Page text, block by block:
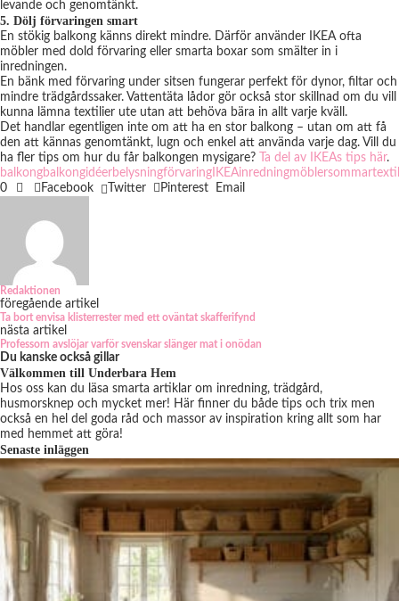
levande och genomtänkt.
5. Dölj förvaringen smart
En stökig balkong känns direkt mindre. Därför använder IKEA ofta
möbler med dold förvaring eller smarta boxar som smälter in i
inredningen.
En bänk med förvaring under sitsen fungerar perfekt för dynor, filtar och
mindre trädgårdssaker. Vattentäta lådor gör också stor skillnad om du vill
kunna lämna textilier ute utan att behöva bära in allt varje kväll.
Det handlar egentligen inte om att ha en stor balkong – utan om att få
den att kännas genomtänkt, lugn och enkel att använda varje dag. Vill du
ha fler tips om hur du får balkongen mysigare?
Ta del av IKEAs tips här.
balkongbalkongidéerbelysningförvaring IKEAinredningmöblersommar
0
Facebook Twitter Pinterest Email
Redaktionen
föregående artikel
Ta bort envisa klisterrester med ett oväntat skafferifynd
nästa artikel
Professorn avslöjar varför svenskar slänger mat i onödan
Du kanske också gillar
Välkommen till Underbara Hem
Hos oss kan du läsa smarta artiklar om inredning, trädgård,
husmorsknep och mycket mer! Här finner du både tips och trix men
också en hel del goda råd och massor av inspiration kring allt som har
med hemmet att göra!
Senaste inläggen